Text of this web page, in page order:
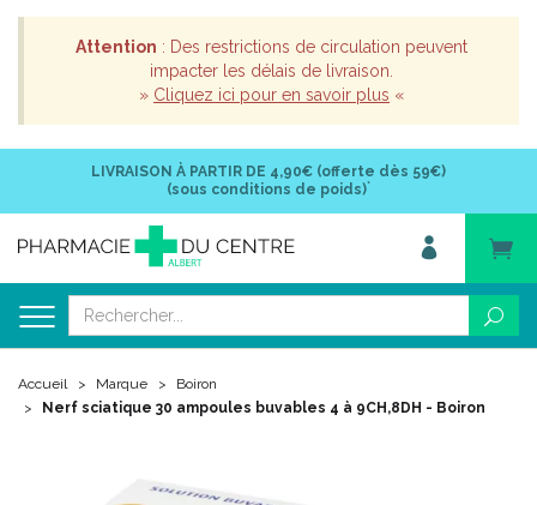
Attention : Des restrictions de circulation peuvent
impacter les délais de livraison.
» Cliquez ici pour en savoir plus «
LIVRAISON À PARTIR DE 4,90€ (offerte dès 59€)
(sous conditions de poids)*
Accueil Marque
Boiron
Nerf sciatique 30 ampoules buvables 4 à 9CH,8DH - Boiron